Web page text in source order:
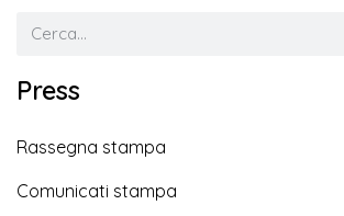
Press
Rassegna stampa
Comunicati stampa